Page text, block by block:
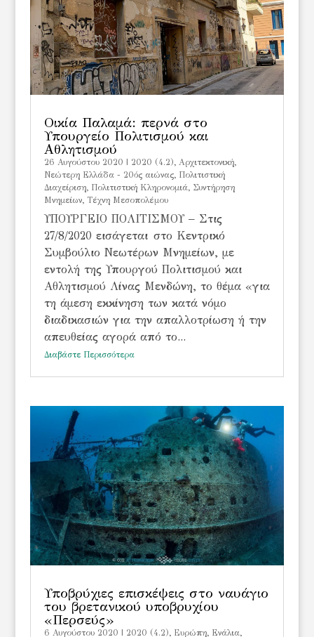
Οικία Παλαμά: περνά στο
Υπουργείο Πολιτισμού και
Αθλητισμού
26 Αυγούστου 2020 | 2020 (4.2) Αρχιτεκτονική,
Νεώτερη Ελλάδα - 20ός αιώνας, Πολιτιστική
Διαχείριση, Πολιτιστική Κληρονομιά, Συντήρηση
Μνημείων, Τέχνη Μεσοπολέμου
ΥΠΟΥΡΓΕΙΟ ΠΟΛΙΤΙΣΜΟΥ – Στις
27/8/2020 εισάγεται στο Κεντρικό
Συμβούλιο Νεωτέρων Μνημείων, με
εντολή της Υπουργού Πολιτισμού και
Αθλητισμού Λίνας Μενδώνη, το θέμα «για
τη άμεση εκκίνηση των κατά νόμο
διαδικασιών για την απαλλοτρίωση ή την
απευθείας αγορά από το...
Διαβάστε Περισσότερα
Υποβρύχιες επισκέψεις στο ναυάγιο
του βρετανικού υποβρυχίου
«Περσεύς»
6 Αυγούστου 2020 2020 (4.2), Eυρώπη, Ενάλια,